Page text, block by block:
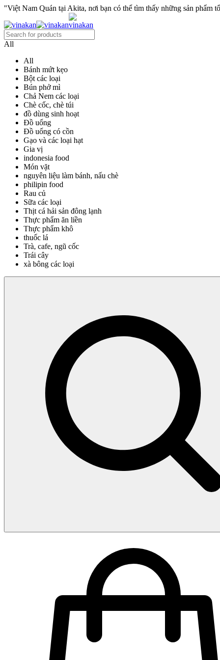
"Việt Nam Quán tại Akita, nơi bạn có thể tìm thấy những sản phẩm
All
All
Bánh mứt kẹo
Bột các loại
Bún phở mì
Chả Nem các loại
Chè cốc, chè túi
đồ dùng sinh hoạt
Đồ uống
Đồ uống có cồn
Gạo và các loại hạt
Gia vị
indonesia food
Món vặt
nguyên liệu làm bánh, nấu chè
philipin food
Rau củ
Sữa các loại
Thịt cá hải sản đông lạnh
Thực phẩm ăn liền
Thực phẩm khô
thuốc lá
Trà, cafe, ngũ cốc
Trái cây
xà bông các loại